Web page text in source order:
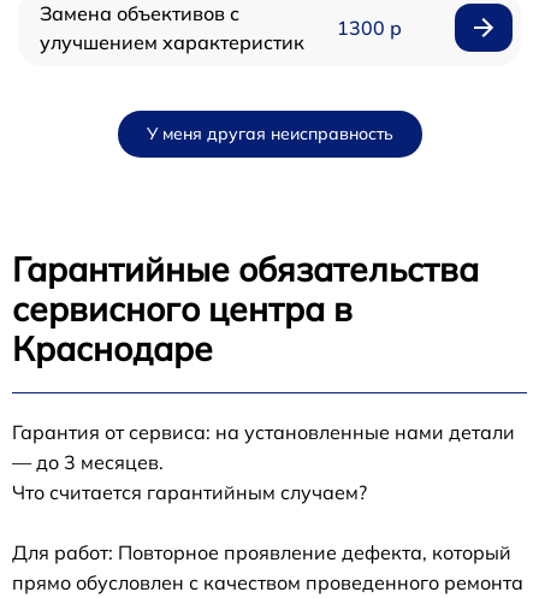
Замена объективов с
улучшением характеристик
1300 р
У меня другая неисправность
Гарантийные обязательства
сервисного центра в
Краснодаре
Гарантия от сервиса: на установленные нами детали
— до 3 месяцев.
Что считается гарантийным случаем?
Для работ: Повторное проявление дефекта, который
прямо обусловлен с качеством проведенного ремонта